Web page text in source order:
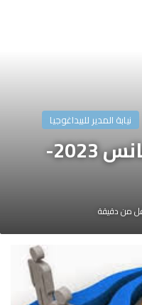
نيابة المدير للبيداغوجيا
نتائج التوجيه (ليسانس 2023-
من دقيقة